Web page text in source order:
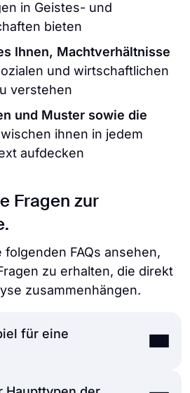
in Geistes- und
bieten
Ihnen, Machtverhältnisse
und wirtschaftlichen
verstehen
und Muster sowie die
ihnen in jedem
aufdecken
Fragen zur
FAQs ansehen,
zu erhalten, die direkt
zusammenhängen.
für eine